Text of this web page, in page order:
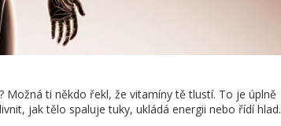
Možná ti někdo řekl, že vitamíny tě tlustí. To je úplně
jak tělo spaluje tuky, ukládá energii nebo řídí hlad.